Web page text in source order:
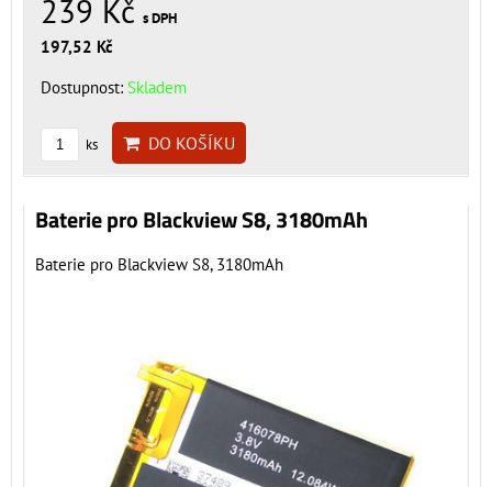
239 Kč s DPH
197,52 Kč
Dostupnost: Skladem
ks DO KOŠÍKU
Baterie pro Blackview S8, 3180mAh
Baterie pro Blackview S8, 3180mAh